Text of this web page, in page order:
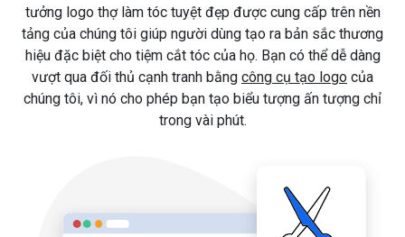
tưởng logo thợ làm tóc tuyệt đẹp được cung cấp trên nền
tảng của chúng tôi giúp người dùng tạo ra bản sắc thương
hiệu đặc biệt cho tiệm cắt tóc của họ. Bạn có thể dễ dàng
vượt qua đối thủ cạnh tranh bằng công cụ tạo logo của
chúng tôi, vì nó cho phép bạn tạo biểu tượng ấn tượng chỉ
trong vài phút.